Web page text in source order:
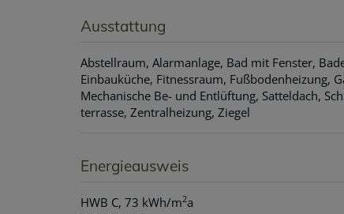
Ausstattung
Abstellraum Alarmanlage Bad mit Fenster
Einbauküche Fitnessraum Fußbodenheizung
Mechanische Be- und Entlüftung Satteldach
terrasse Zentralheizung Ziegel
Energieausweis
HWB C, 73 kWh/m2a